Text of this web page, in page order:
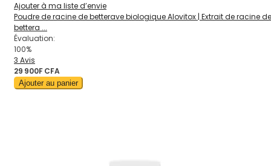
Ajouter à ma liste d’envie
Poudre de racine de betterave biologique Alovitox | Extrait de racine de
bettera ...
Évaluation:
100%
3 Avis
29 900F CFA
Ajouter au panier